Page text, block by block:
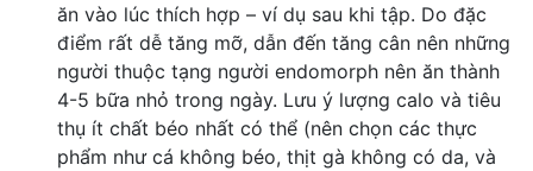
ăn vào lúc thích hợp – ví dụ sau khi tập. Do đặc
điểm rất dễ tăng mỡ, dẫn đến tăng cân nên những
người thuộc tạng người endomorph nên ăn thành
4-5 bữa nhỏ trong ngày. Lưu ý lượng calo và tiêu
thụ ít chất béo nhất có thể (nên chọn các thực
phẩm như cá không béo, thịt gà không có da, và